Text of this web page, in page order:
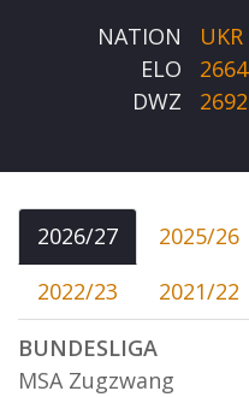
NATION
UKR
ELO
2664
DWZ
2692
2026/27 2025/26
2022/23
2021/22
BUNDESLIGA
MSA Zugzwang